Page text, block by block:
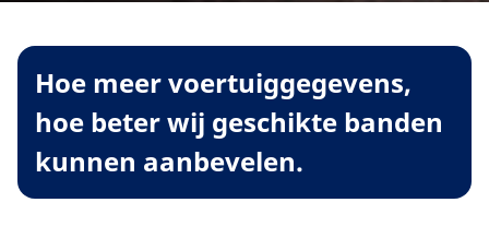
Hoe meer voertuiggegevens,
hoe beter wij geschikte banden
kunnen aanbevelen.